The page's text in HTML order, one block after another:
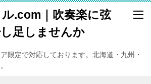
.com｜吹奏楽に弦
足しませんか
限定で対応しております。北海道・九州・